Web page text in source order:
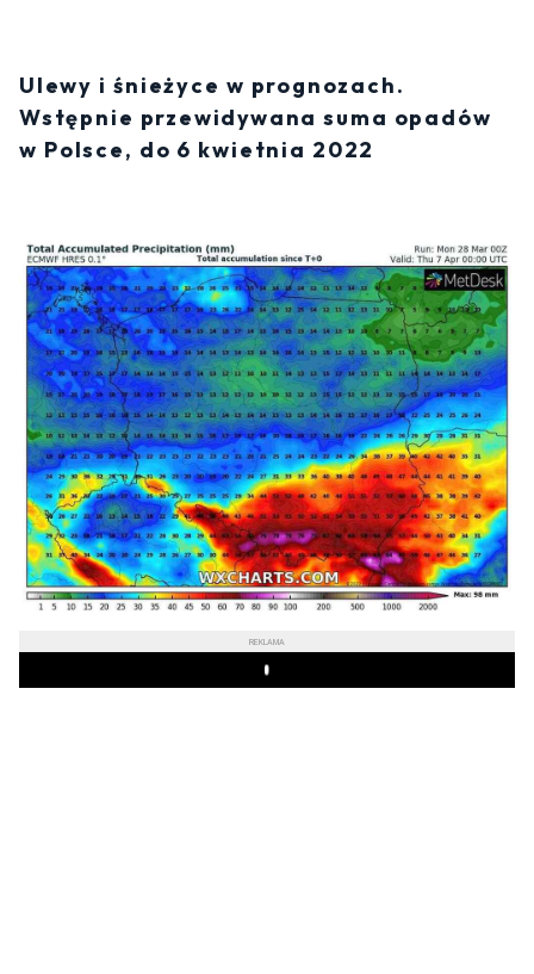
Ulewy i śnieżyce w prognozach.
Wstępnie przewidywana suma opadów
w Polsce, do 6 kwietnia 2022
REKLAMA
Play